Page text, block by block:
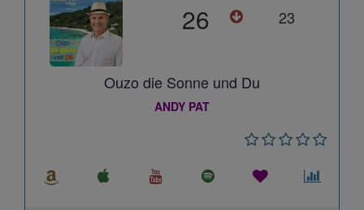
26 23
Ouzo die Sonne und Du
ANDY PAT